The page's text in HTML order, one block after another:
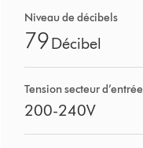
Niveau de décibels
79Décibel
Tension secteur d’entrée
200-240V